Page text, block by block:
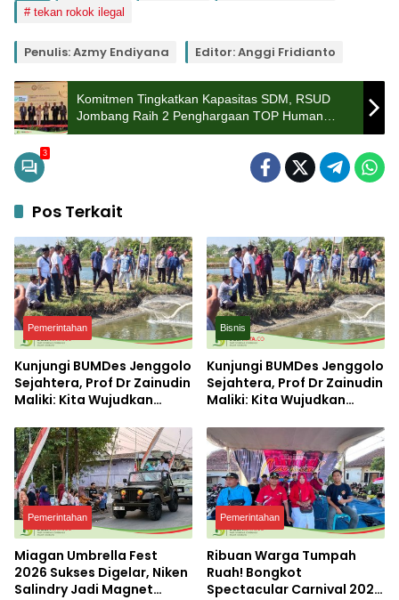
tekan rokok ilegal
Penulis: Azmy Endiyana Editor: Anggi Fridianto
Komitmen Tingkatkan Kapasitas SDM, RSUD
Jombang Raih 2 Penghargaan TOP Human
Capital Awards 2024
3
Pos Terkait
Pemerintahan
Kunjungi BUMDes Jenggolo
Sejahtera, Prof Dr Zainudin
Maliki: Kita Wujudkan
dengan Potensi Desa
Bisnis
Kunjungi BUMDes Jenggolo
Sejahtera, Prof Dr Zainudin
Maliki: Kita Wujudkan
dengan Potensi Desa
Pemerintahan
Miagan Umbrella Fest
2026 Sukses Digelar, Niken
Salindry Jadi Magnet
Pemerintahan
Ribuan Warga Tumpah
Ruah! Bongkot
Spectacular Carnival 2026